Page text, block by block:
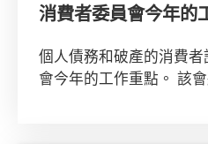
消費者委員會今年的
個人債務和破產的消費
會今年的工作重點。 該